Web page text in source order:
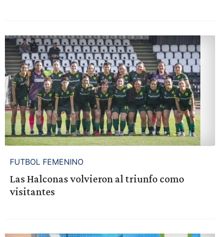
FUTBOL FEMENINO
Las Halconas volvieron al triunfo como
visitantes